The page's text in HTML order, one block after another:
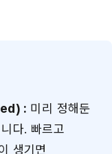
: 미리 정해둔
다. 빠르고
생기면